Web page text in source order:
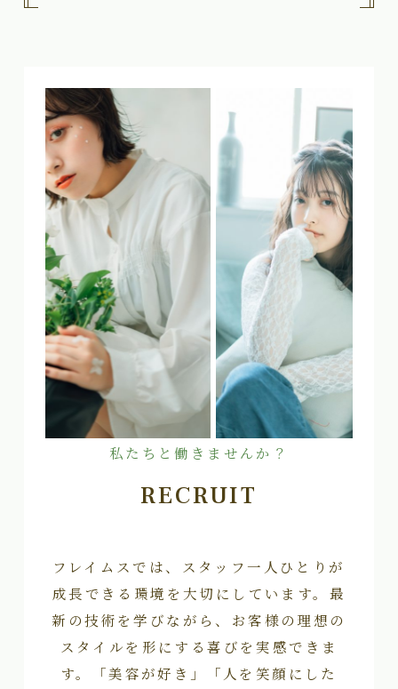
私たちと働きませんか？
RECRUIT
フレイムスでは、スタッフ一人ひとりが
成長できる環境を大切にしています。最
新の技術を学びながら、お客様の理想の
スタイルを形にする喜びを実感できま
す。「美容が好き」「人を笑顔にした